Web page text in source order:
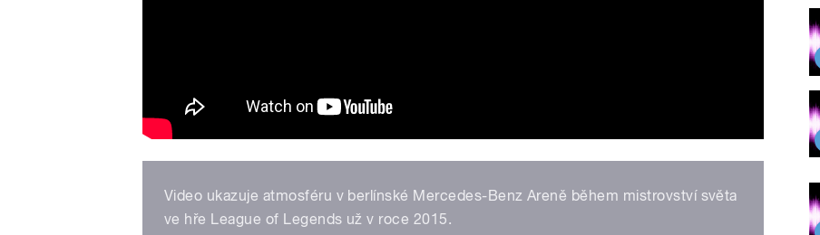
Video ukazuje atmosféru v berlínské Mercedes-Benz Areně během mistrovství světa
ve hře League of Legends už v roce 2015.